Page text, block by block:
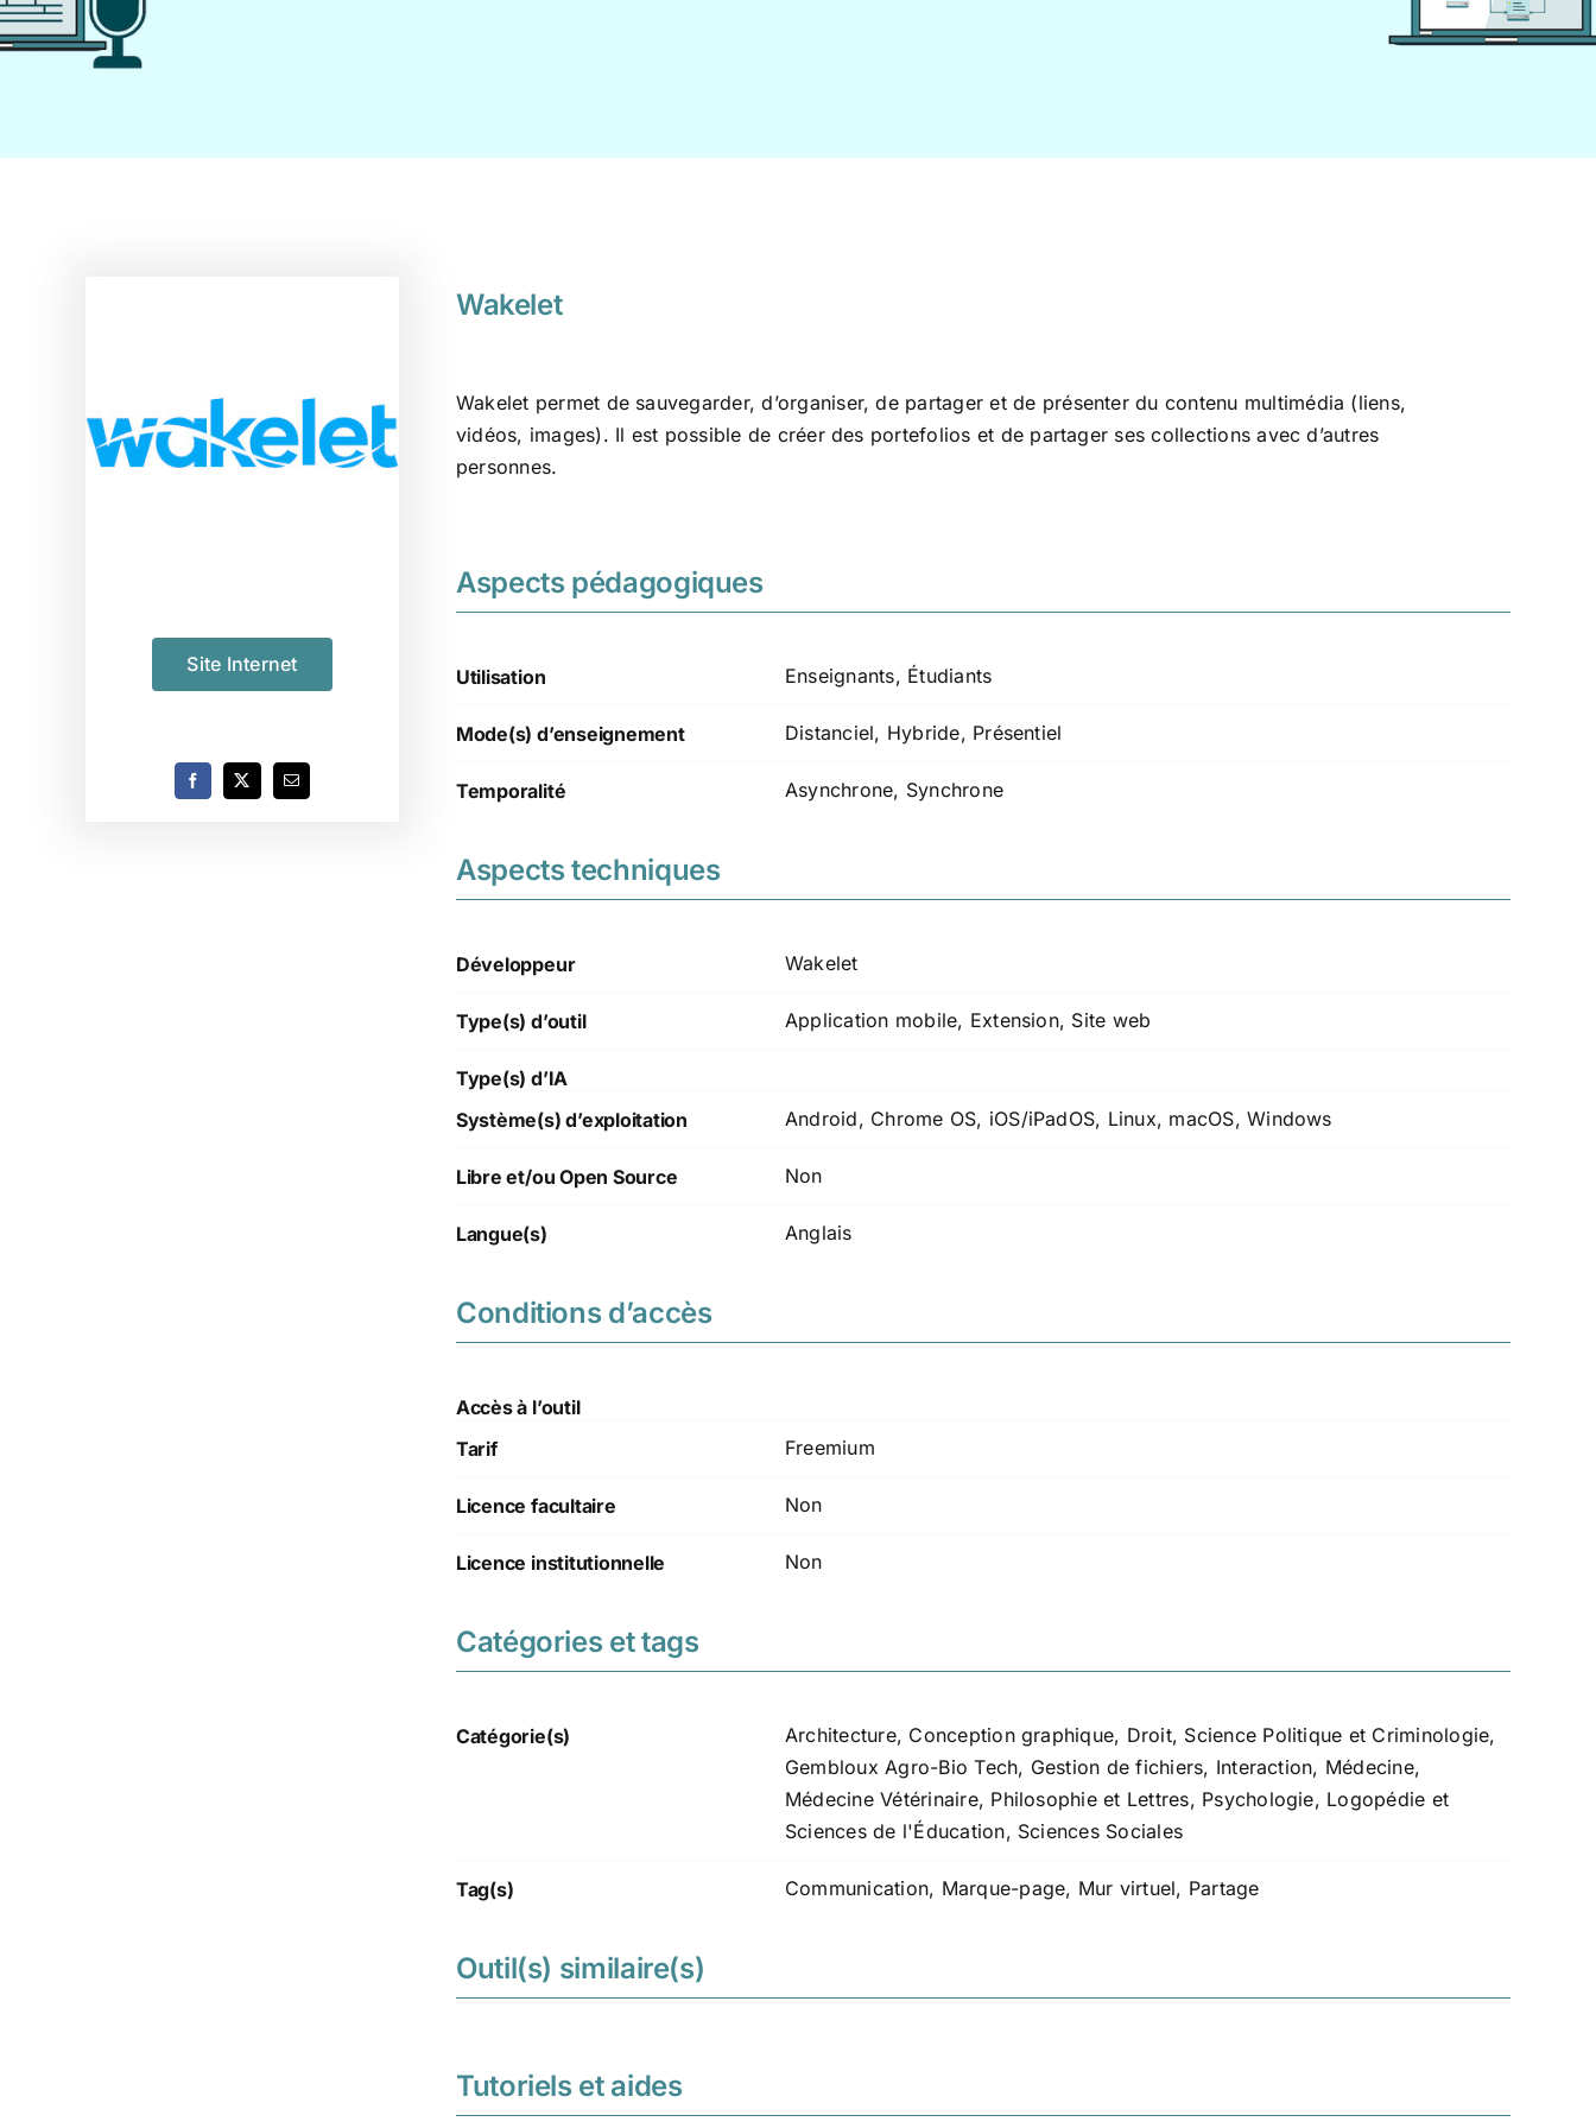
Site Internet
Wakelet
Wakelet permet de sauvegarder, d’organiser, de partager et de présenter du contenu multimédia (liens,
vidéos, images). Il est possible de créer des portefolios et de partager ses collections avec d’autres
personnes.
Aspects pédagogiques
Utilisation Enseignants, Étudiants
Mode(s) d’enseignement Distanciel, Hybride, Présentiel
Temporalité Asynchrone, Synchrone
Aspects techniques
Développeur Wakelet
Type(s) d’outil Application mobile, Extension, Site web
Type(s) d’IA
Système(s) d’exploitation
Android, Chrome OS, iOS/iPadOS, Linux, macOS, Windows
Libre et/ou Open Source Non
Langue(s) Anglais
Conditions d’accès
Accès à l’outil
Tarif
Freemium
Licence facultaire Non
Licence institutionnelle Non
Catégories et tags
Catégorie(s) Architecture, Conception graphique, Droit, Science Politique et Criminologie,
Gembloux Agro-Bio Tech, Gestion de fichiers, Interaction, Médecine,
Médecine Vétérinaire, Philosophie et Lettres, Psychologie, Logopédie et
Sciences de l'Éducation, Sciences Sociales
Tag(s) Communication, Marque-page, Mur virtuel, Partage
Outil(s) similaire(s)
Tutoriels et aides